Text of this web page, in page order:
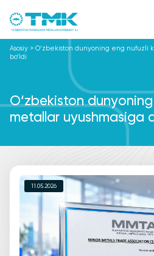
Asosiy > O‘zbekiston dunyoning eng nufuzli
bo‘ldi
O‘zbekiston
metallar uyushmasiga
11.05.2026